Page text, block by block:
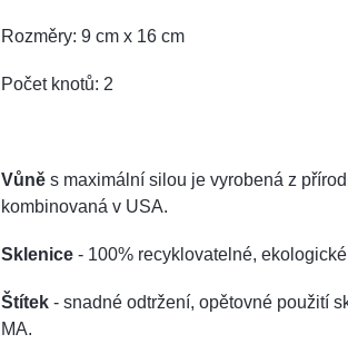
Rozměry: 9 cm x 16 cm
Počet knotů: 2
Vůně s maximální silou je vyrobená z
kombinovaná v USA.
Sklenice - 100% recyklovatelné,
Štítek - snadné odtržení, opětovné použití
MA.